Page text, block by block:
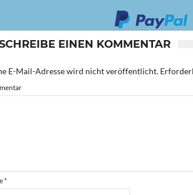
EINEN KOMMENTAR
E-Mail-Adresse wird nicht veröffentlicht.
*